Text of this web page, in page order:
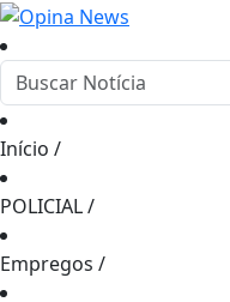
Início /
POLICIAL/
Empregos /